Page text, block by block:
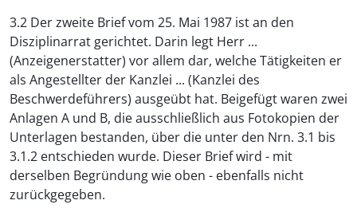
3.2 Der zweite Brief vom 25. Mai 1987 ist an den
Disziplinarrat gerichtet. Darin legt Herr ...
(Anzeigenerstatter) vor allem dar, welche Tätigkeiten er
als Angestellter der Kanzlei ... (Kanzlei des
Beschwerdeführers) ausgeübt hat. Beigefügt waren zwei
Anlagen A und B, die ausschließlich aus Fotokopien der
Unterlagen bestanden, über die unter den Nrn. 3.1 bis
3.1.2 entschieden wurde. Dieser Brief wird - mit
derselben Begründung wie oben - ebenfalls nicht
zurückgegeben.